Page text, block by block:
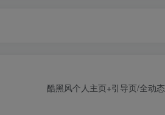
酷黑风个人主页+引导页/全动